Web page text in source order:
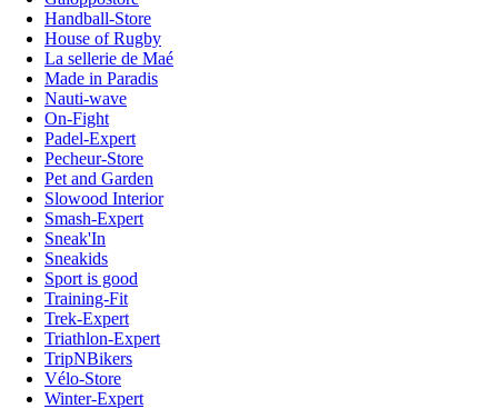
Handball-Store
House of Rugby
La sellerie de Maé
Made in Paradis
Nauti-wave
On-Fight
Padel-Expert
Pecheur-Store
Pet and Garden
Slowood Interior
Smash-Expert
Sneak'In
Sneakids
Sport is good
Training-Fit
Trek-Expert
Triathlon-Expert
TripNBikers
Vélo-Store
Winter-Expert